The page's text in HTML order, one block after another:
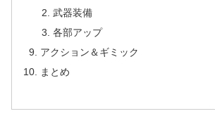
武器装備
各部アップ
アクション＆ギミック
まとめ